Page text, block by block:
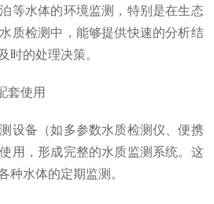
水体的环境监测，特别是在生态
质检测中，能够提供快速的分析结
时的处理决策。
使用
备（如多参数水质检测仪、便携
用，形成完整的水质监测系统。这
种水体的定期监测。